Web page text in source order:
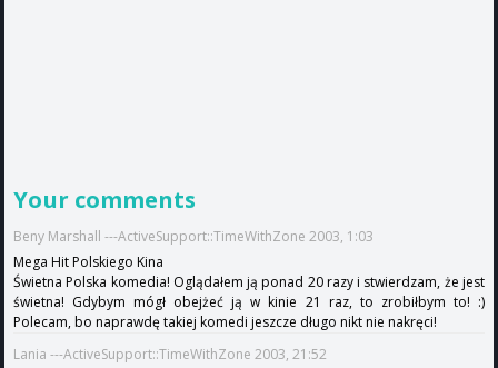
Your comments
Beny Marshall ---ActiveSupport::TimeWithZone 2003, 1:03
Mega Hit Polskiego Kina
Świetna Polska komedia! Oglądałem ją ponad 20 razy i stwierdzam, że jest
świetna! Gdybym mógł obejżeć ją w kinie 21 raz, to zrobiłbym to! :)
Polecam, bo naprawdę takiej komedi jeszcze długo nikt nie nakręci!
Lania ---ActiveSupport::TimeWithZone 2003, 21:52